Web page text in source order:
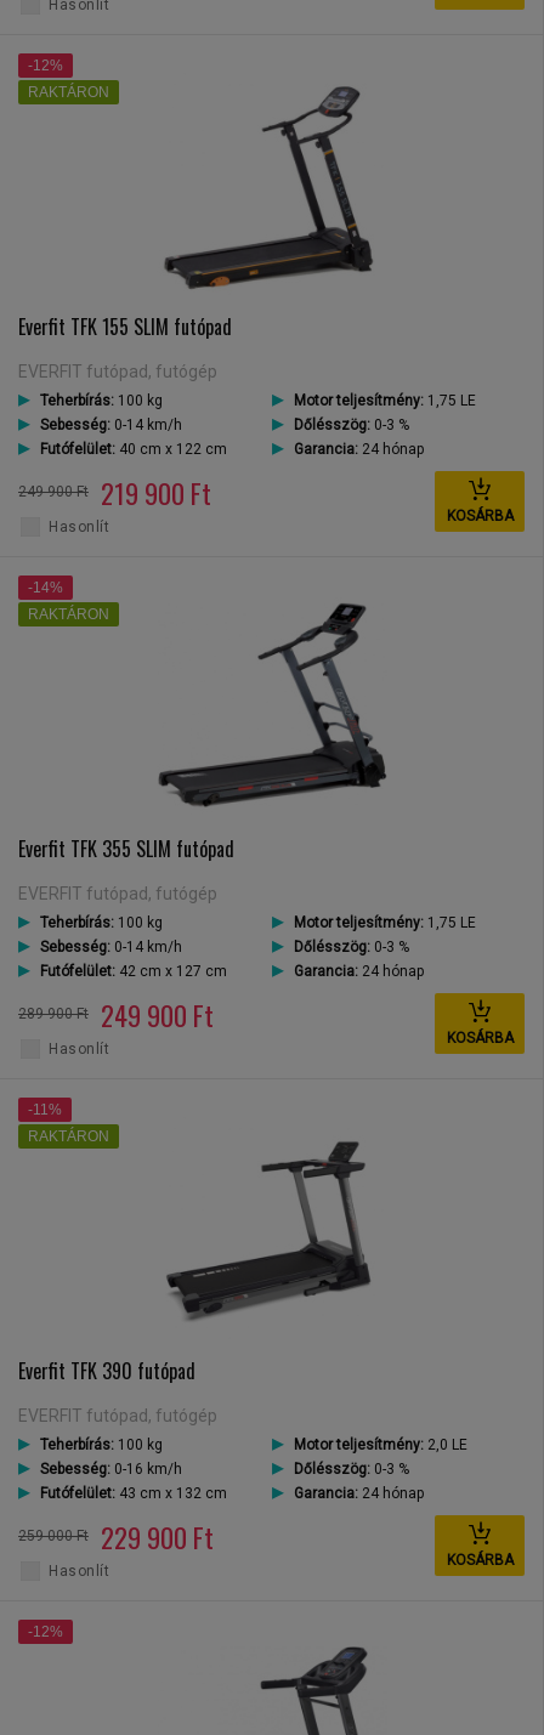
Hasonlít
Everfit TFK 155 SLIM futópad
EVERFIT futópad, futógép
Teherbírás: 100 kg Motor teljesítmény:1,75 LE
Sebesség: 0-14 km/h Dőlésszög:0-3 %
Futófelület: 40 cm x 122 cm Garancia:24 hónap
249 900 Ft 219 900 Ft
KOSÁRBA
-12%
RAKTÁRON
Hasonlít
Everfit TFK 355 SLIM futópad
EVERFIT futópad, futógép
Teherbírás: 100 kg Motor teljesítmény:1,75 LE
Sebesség: 0-14 km/h Dőlésszög:0-3 %
Futófelület: 42 cm x 127 cm Garancia:24 hónap
289 900 Ft 249 900 Ft
KOSÁRBA
-14%
RAKTÁRON
Hasonlít
Everfit TFK 390 futópad
EVERFIT futópad, futógép
Teherbírás: 100 kg Motor teljesítmény:2,0 LE
Sebesség: 0-16 km/h Dőlésszög:0-3 %
Futófelület: 43 cm x 132 cm Garancia:24 hónap
259 000 Ft 229 900 Ft
KOSÁRBA
-11%
RAKTÁRON
Hasonlít
-12%